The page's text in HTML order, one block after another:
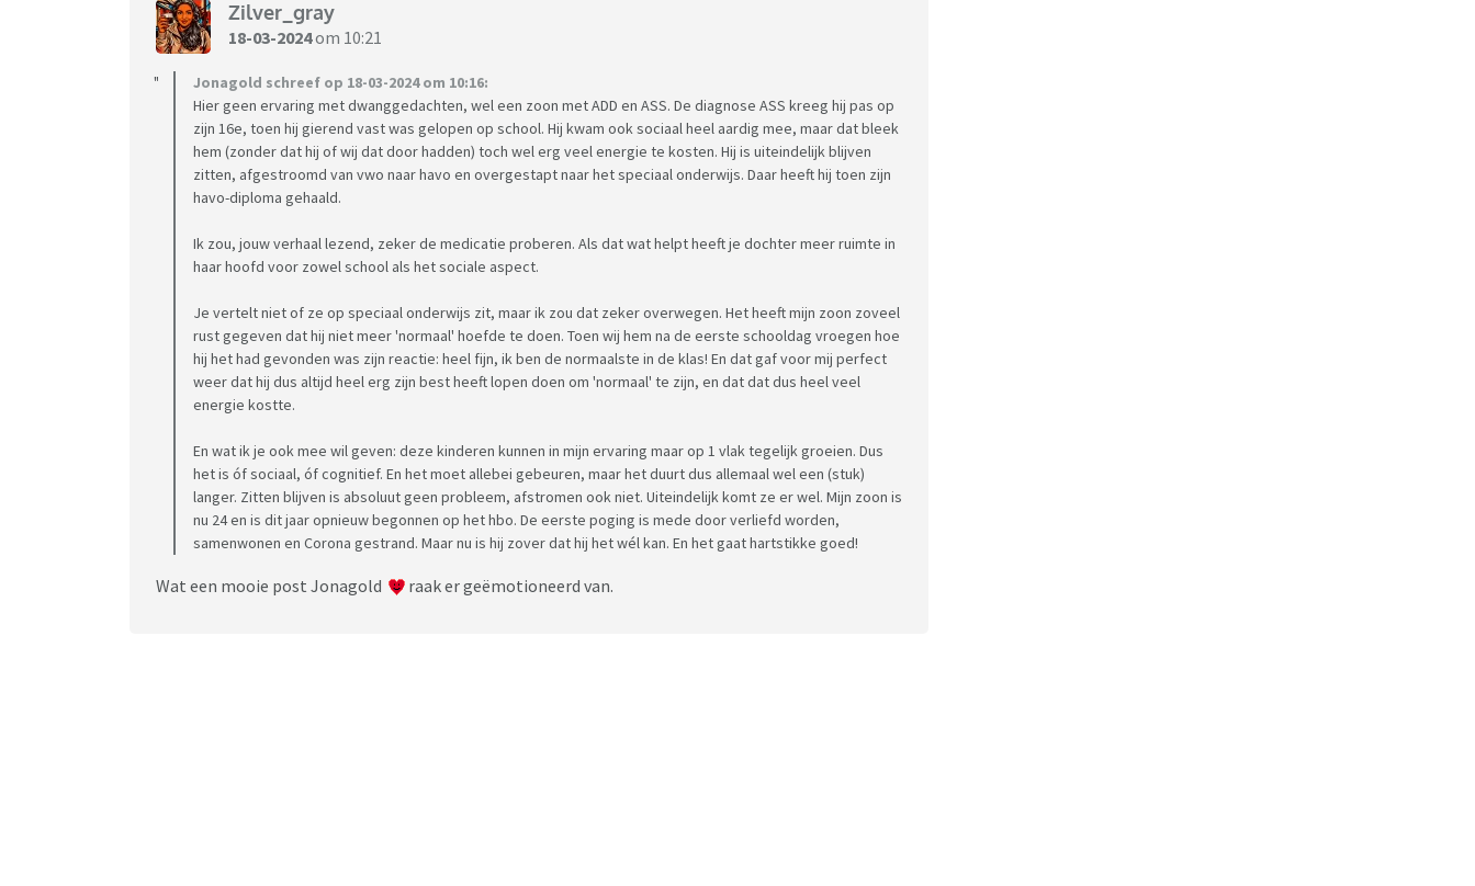
Zilver_gray
18-03-2024om 10:21
Jonagold schreef op 18-03-2024 om 10:16:
Hier geen ervaring met dwanggedachten, wel een zoon met ADD en ASS. De diagnose ASS kreeg hij pas op
zijn 16e, toen hij gierend vast was gelopen op school. Hij kwam ook sociaal heel aardig mee, maar dat bleek
hem (zonder dat hij of wij dat door hadden) toch wel erg veel energie te kosten. Hij is uiteindelijk blijven
zitten, afgestroomd van vwo naar havo en overgestapt naar het speciaal onderwijs. Daar heeft hij toen zijn
havo-diploma gehaald.
Ik zou, jouw verhaal lezend, zeker de medicatie proberen. Als dat wat helpt heeft je dochter meer ruimte in
haar hoofd voor zowel school als het sociale aspect.
Je vertelt niet of ze op speciaal onderwijs zit, maar ik zou dat zeker overwegen. Het heeft mijn zoon zoveel
rust gegeven dat hij niet meer 'normaal' hoefde te doen. Toen wij hem na de eerste schooldag vroegen hoe
hij het had gevonden was zijn reactie: heel fijn, ik ben de normaalste in de klas! En dat gaf voor mij perfect
weer dat hij dus altijd heel erg zijn best heeft lopen doen om 'normaal' te zijn, en dat dat dus heel veel
energie kostte.
En wat ik je ook mee wil geven: deze kinderen kunnen in mijn ervaring maar op 1 vlak tegelijk groeien. Dus
het is óf sociaal, óf cognitief. En het moet allebei gebeuren, maar het duurt dus allemaal wel een (stuk)
langer. Zitten blijven is absoluut geen probleem, afstromen ook niet. Uiteindelijk komt ze er wel. Mijn zoon is
nu 24 en is dit jaar opnieuw begonnen op het hbo. De eerste poging is mede door verliefd worden,
samenwonen en Corona gestrand. Maar nu is hij zover dat hij het wél kan. En het gaat hartstikke goed!
Wat een mooie post Jonagold raak er geëmotioneerd van.